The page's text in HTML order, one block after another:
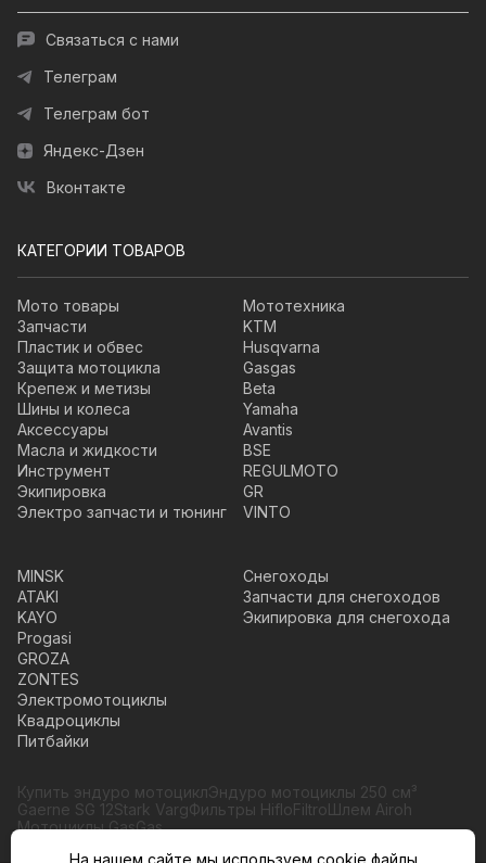
Связаться с нами
Телеграм
Телеграм бот
Яндекс-Дзен
Вконтакте
КАТЕГОРИИ ТОВАРОВ
Мото товары
Запчасти
Пластик и обвес
Защита мотоцикла
Крепеж и метизы
Шины и колеса
Аксессуары
Масла и жидкости
Инструмент
Экипировка
Электро запчасти и тюнинг
Мототехника
KTM
Husqvarna
Gasgas
Beta
Yamaha
Avantis
BSE
REGULMOTO
GR
VINTO
MINSK
ATAKI
KAYO
Progasi
GROZA
ZONTES
Электромотоциклы
Квадроциклы
Питбайки
Снегоходы
Запчасти для снегоходов
Экипировка для снегохода
Купить эндуро мотоциклЭндуро мотоциклы 250 см³
Gaerne SG 12Stark VargФильтры HifloFiltroШлем Airoh
Мотоциклы GasGas
На нашем сайте мы используем cookie файлы